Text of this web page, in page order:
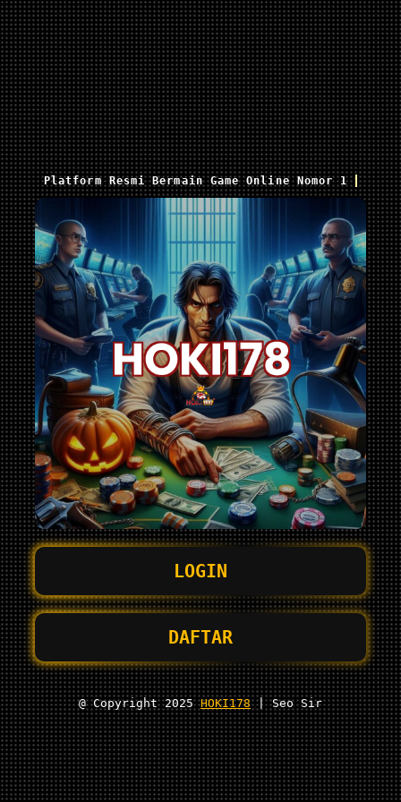
Platform Resmi Bermain Game Online Nomor 1 Saat
LOGIN
DAFTAR
@ Copyright 2025HOKI178| Seo Sir